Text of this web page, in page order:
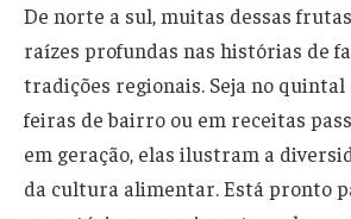
De norte a sul, muitas dessas
raízes profundas nas histórias de
tradições regionais. Seja no quintal
feiras de bairro ou em receitas
em geração, elas ilustram a
da cultura alimentar. Está pronto